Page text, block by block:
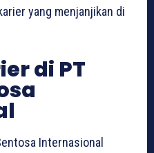
yang menjanjikan di
di PT
Internasional